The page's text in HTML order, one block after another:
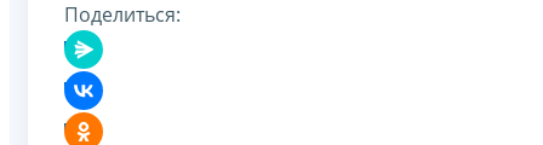
Поделиться: